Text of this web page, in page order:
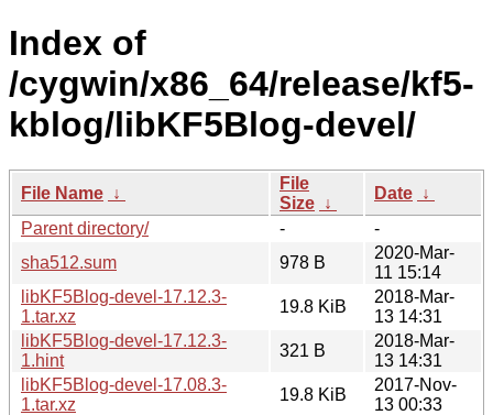
Index of
/cygwin/x86_64/release/kf5-
kblog/libKF5Blog-devel/
File Name ↓
File
Size ↓
Date ↓
Parent directory/
-
-
sha512.sum
978 B
2020-Mar-
11 15:14
libKF5Blog-devel-17.12.3-
1.tar.xz
19.8 KiB
2018-Mar-
13 14:31
libKF5Blog-devel-17.12.3-
1.hint
321 B
2018-Mar-
13 14:31
libKF5Blog-devel-17.08.3-
1.tar.xz
19.8 KiB
2017-Nov-
13 00:33